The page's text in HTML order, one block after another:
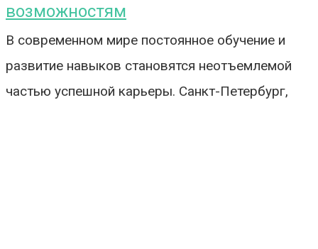
возможностям
В современном мире постоянное обучение и
развитие навыков становятся неотъемлемой
частью успешной карьеры. Санкт-Петербург,